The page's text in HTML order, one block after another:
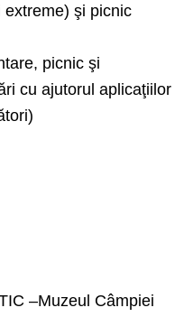
şi picnic
picnic şi
cu ajutorul aplicaţiilor
–Muzeul Câmpiei